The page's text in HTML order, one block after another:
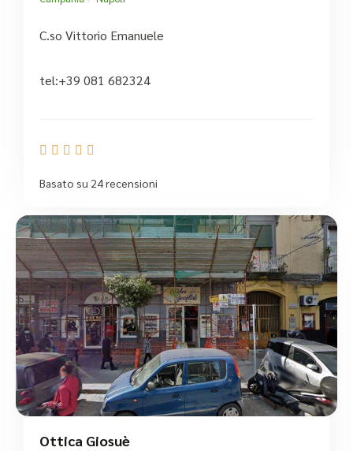
C.so Vittorio Emanuele
tel:+39 081 682324
    
Basato su 24 recensioni
Ottica Giosuè